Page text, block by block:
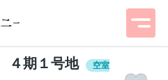
４期１号地 空室